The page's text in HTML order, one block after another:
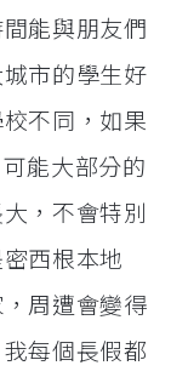
能與朋友們
市的學生好
不同，如果
能大部分的
，不會特別
西根本地
周遭會變得
每個長假都